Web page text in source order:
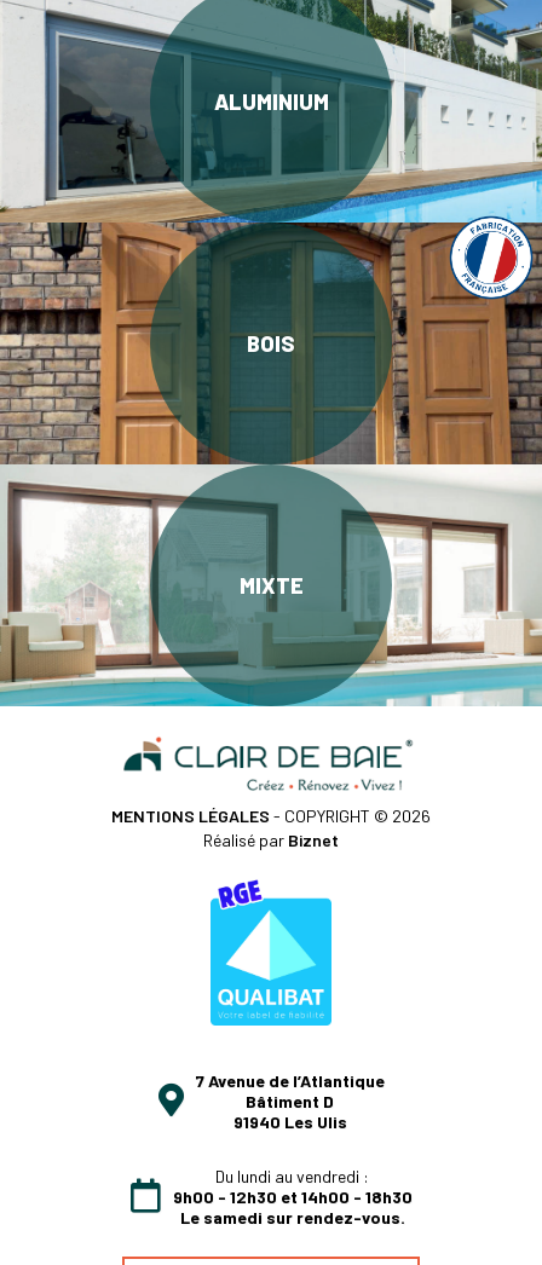
ALUMINIUM
BOIS
MIXTE
7 Avenue de l’Atlantique
Bâtiment D
91940 Les Ulis
Du lundi au vendredi :
9h00 - 12h30 et 14h00 - 18h30
Le samedi sur rendez-vous.
MENTIONS LÉGALES - COPYRIGHT © 2026
Réalisé par Biznet